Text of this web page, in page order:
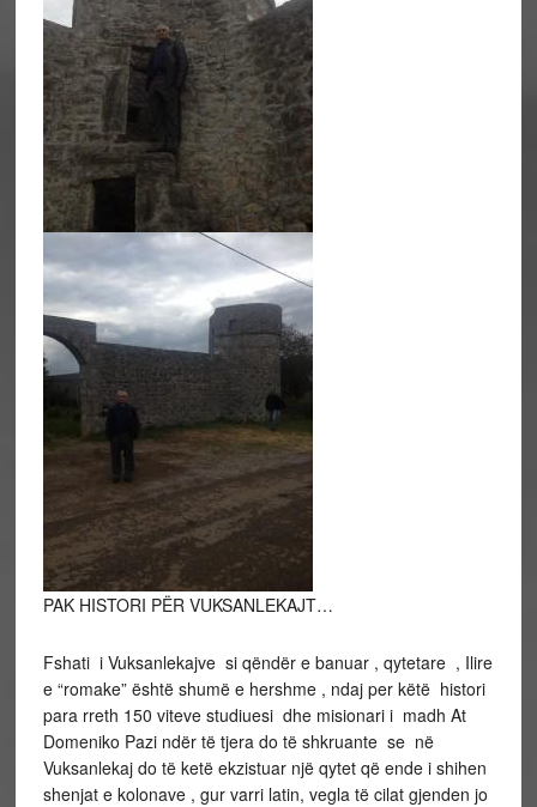
PAK HISTORI PËR VUKSANLEKAJT…
Fshati i Vuksanlekajve si qëndër e banuar , qytetare , Ilire
e “romake” është shumë e hershme , ndaj per këtë histori
para rreth 150 viteve studiuesi dhe misionari i madh At
Domeniko Pazi ndër të tjera do të shkruante se në
Vuksanlekaj do të ketë ekzistuar një qytet që ende i shihen
shenjat e kolonave , gur varri latin, vegla të cilat gjenden jo